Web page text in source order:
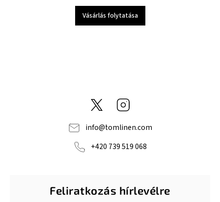
Vásárlás folytatása
@tom_linen
info@tomlinen.com
+420 739 519 068
Feliratkozás hírlevélre